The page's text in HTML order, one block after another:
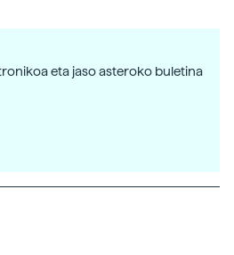
eta jaso asteroko buletina